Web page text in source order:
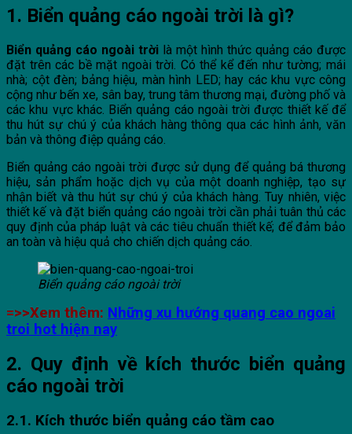
1. Biển quảng cáo ngoài trời là gì?
Biển quảng cáo ngoài trời là một hình thức quảng cáo được
đặt trên các bề mặt ngoài trời. Có thể kể đến như tường; mái
nhà; cột đèn; bảng hiệu, màn hình LED; hay các khu vực công
cộng như bến xe, sân bay, trung tâm thương mại, đường phố và
các khu vực khác. Biển quảng cáo ngoài trời được thiết kế để
thu hút sự chú ý của khách hàng thông qua các hình ảnh, văn
bản và thông điệp quảng cáo.
Biển quảng cáo ngoài trời được sử dụng để quảng bá thương
hiệu, sản phẩm hoặc dịch vụ của một doanh nghiệp, tạo sự
nhận biết và thu hút sự chú ý của khách hàng. Tuy nhiên, việc
thiết kế và đặt biển quảng cáo ngoài trời cần phải tuân thủ các
quy định của pháp luật và các tiêu chuẩn thiết kế; để đảm bảo
an toàn và hiệu quả cho chiến dịch quảng cáo.
Biển quảng cáo ngoài trời
=>>Xem thêm: Những xu hướng quang cao ngoai
troi hot hiện nay
2. Quy định về kích thước biển quảng
cáo ngoài trời
2.1. Kích thước biển quảng cáo tầm cao